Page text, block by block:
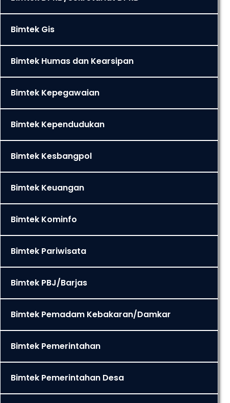
Bimtek Gis
Bimtek Humas dan Kearsipan
Bimtek Kepegawaian
Bimtek Kependudukan
Bimtek Kesbangpol
Bimtek Keuangan
Bimtek Kominfo
Bimtek Pariwisata
Bimtek PBJ/Barjas
Bimtek Pemadam Kebakaran/Damkar
Bimtek Pemerintahan
Bimtek Pemerintahan Desa